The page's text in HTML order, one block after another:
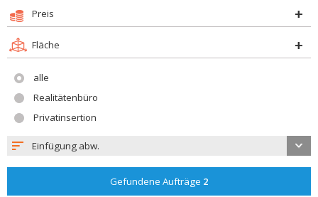
Preis
Fläche
alle
Realitätenbüro
Privatinsertion
Einfügung abw.
Gefundene Aufträge 2